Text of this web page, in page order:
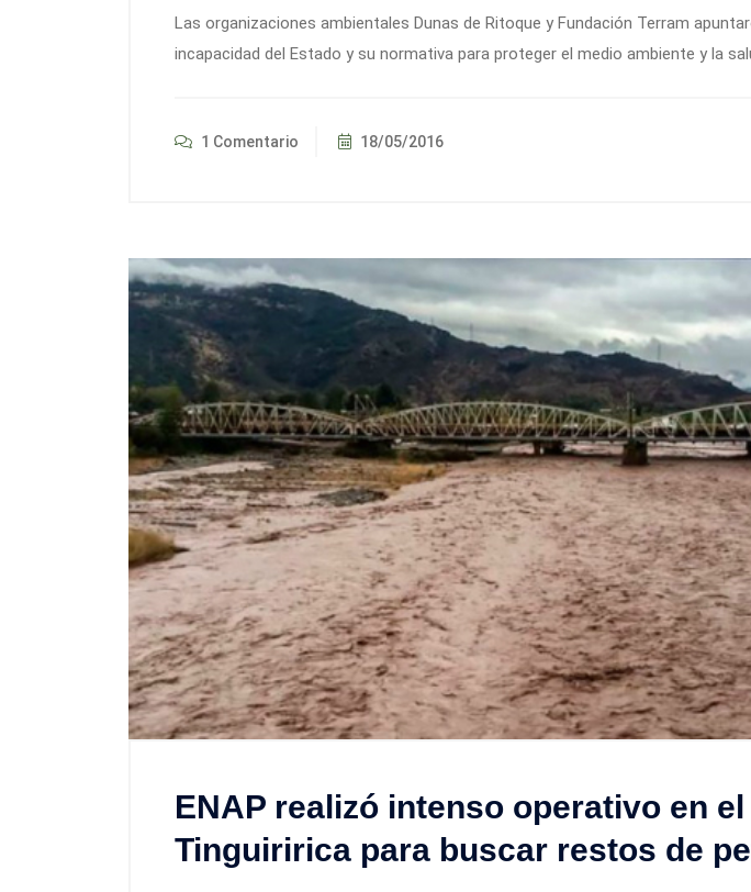
Las organizaciones ambientales Dunas de Ritoque y Fundación Terram
incapacidad del Estado y su normativa para proteger el medio ambiente y la
1 Comentario 18/05/2016
ENAP realizó intenso operativo en el
Tinguiririca para buscar restos de